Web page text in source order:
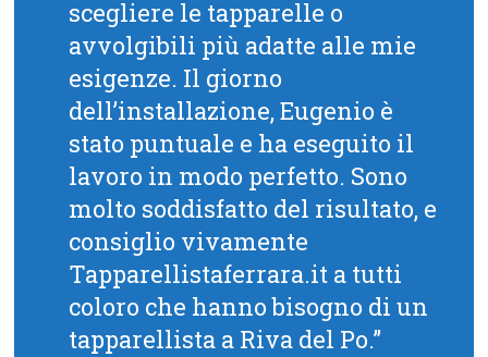
scegliere le tapparelle o
avvolgibili più adatte alle mie
esigenze. Il giorno
dell’installazione, Eugenio è
stato puntuale e ha eseguito il
lavoro in modo perfetto. Sono
molto soddisfatto del risultato, e
consiglio vivamente
Tapparellistaferrara.it a tutti
coloro che hanno bisogno di un
tapparellista a Riva del Po.”